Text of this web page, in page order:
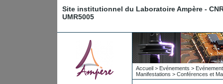
Site institutionnel du Laboratoire Ampère -
UMR5005
Accueil > Evénements >
Manifestations > Conférences et